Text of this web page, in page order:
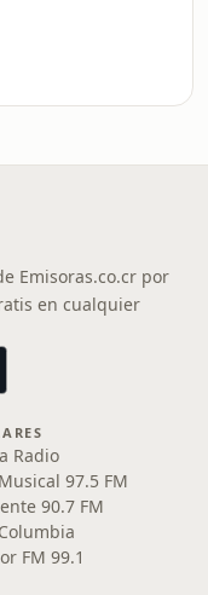
Emisoras.co.cr por
en cualquier
Radio
97.5 FM
90.7 FM
FM 99.1